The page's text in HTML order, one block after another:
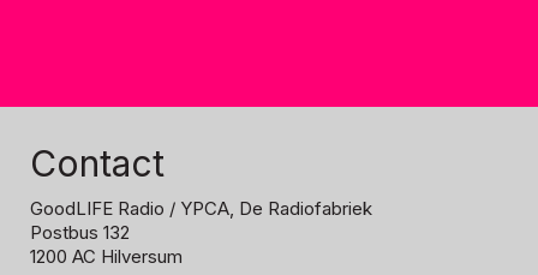
Contact
GoodLIFE Radio / YPCA, De Radiofabriek
Postbus 132
1200 AC Hilversum